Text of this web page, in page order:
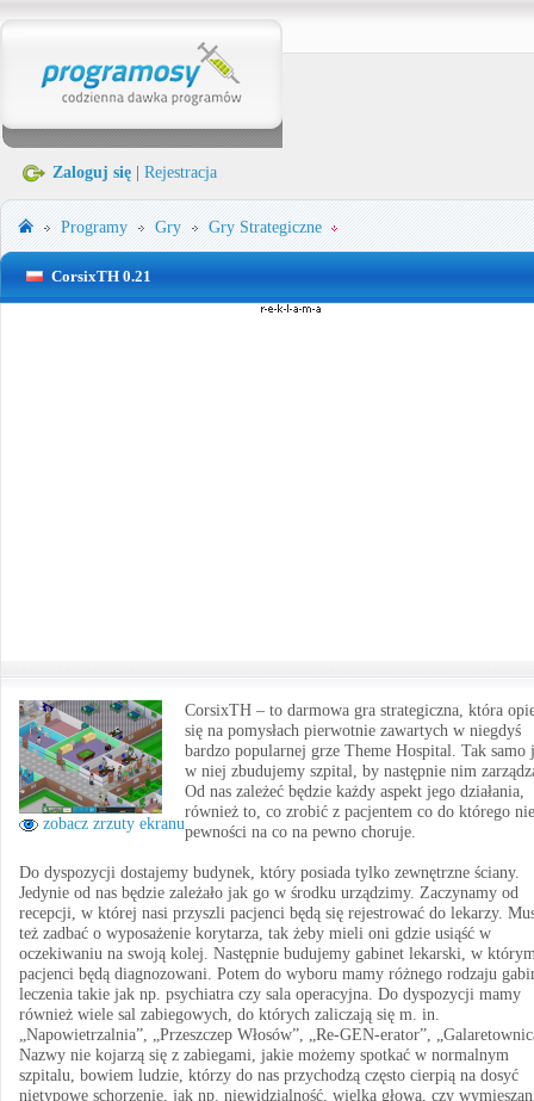
Zaloguj się Rejestracja
Programy Gry Gry Strategiczne
CorsixTH 0.21
zobacz zrzuty ekranu
CorsixTH – to darmowa gra strategiczna, która
się na pomysłach pierwotnie zawartych w niegdyś
bardzo popularnej grze Theme Hospital. Tak samo
w niej zbudujemy szpital, by następnie nim
Od nas zależeć będzie każdy aspekt jego działania,
również to, co zrobić z pacjentem co do którego
pewności na co na pewno choruje.
Do dyspozycji dostajemy budynek, który posiada tylko zewnętrzne ściany.
Jedynie od nas będzie zależało jak go w środku urządzimy. Zaczynamy od
recepcji, w której nasi przyszli pacjenci będą się rejestrować do lekarzy.
też zadbać o wyposażenie korytarza, tak żeby mieli oni gdzie usiąść w
oczekiwaniu na swoją kolej. Następnie budujemy gabinet lekarski, w
pacjenci będą diagnozowani. Potem do wyboru mamy różnego rodzaju
leczenia takie jak np. psychiatra czy sala operacyjna. Do dyspozycji mamy
również wiele sal zabiegowych, do których zaliczają się m. in.
„Napowietrzalnia”, „Przeszczep Włosów”, „Re-GEN-erator”,
Nazwy nie kojarzą się z zabiegami, jakie możemy spotkać w normalnym
szpitalu, bowiem ludzie, którzy do nas przychodzą często cierpią na dosyć
nietypowe schorzenie, jak np. niewidzialność, wielka głowa, czy